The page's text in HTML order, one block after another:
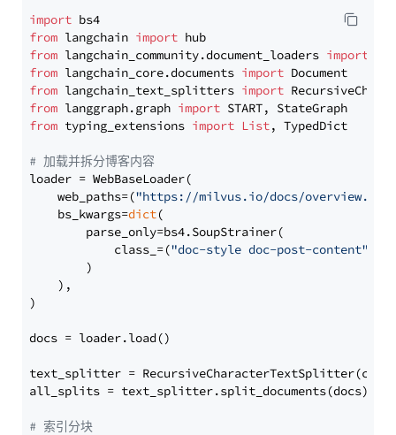
import
from langchain import
from langchain_community.document_loaders import
from langchain_core.documents import
from langchain_text_splitters import
from langgraph.graph import
from typing_extensions import List, TypedDict
# 加载并拆分博客内容
loader = WebBaseLoader(
    web_paths=(
"https://milvus.io/docs/overview.md"
    bs_kwargs=
dict(
        parse_only=bs4.SoupStrainer(
            class_=(
"doc-style doc-post-content"
        )
    ),
)
docs = loader.load()
text_splitter =
all_splits = text_splitter.split_documents(docs)
# 索引分块